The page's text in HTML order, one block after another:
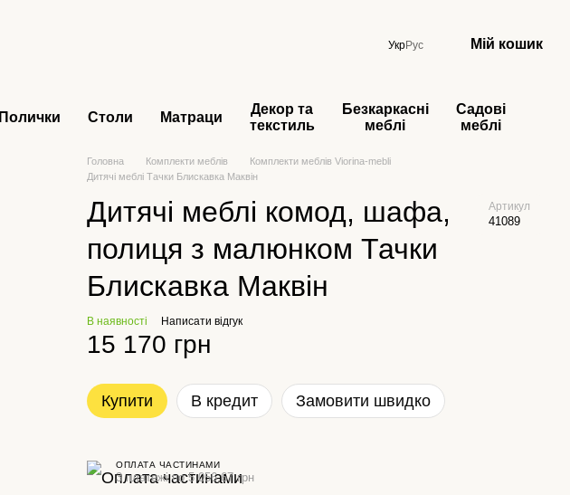
УкрРус Мій кошик
Полички Столи Матраци
Декор та
текстиль
Безкаркасні
меблі
Садові
меблі
Головна Комплекти меблів
Комплекти меблів Viorina-mebli
Дитячі меблі Тачки Блискавка Маквін
Дитячі меблі комод, шафа,
полиця з малюнком Тачки
Блискавка Маквін
Артикул
41089
В наявності Написати відгук
15 170 грн
Купити В кредит Замовити швидко
ОПЛАТА ЧАСТИНАМИ
3 платежі по 5 056.67 грн